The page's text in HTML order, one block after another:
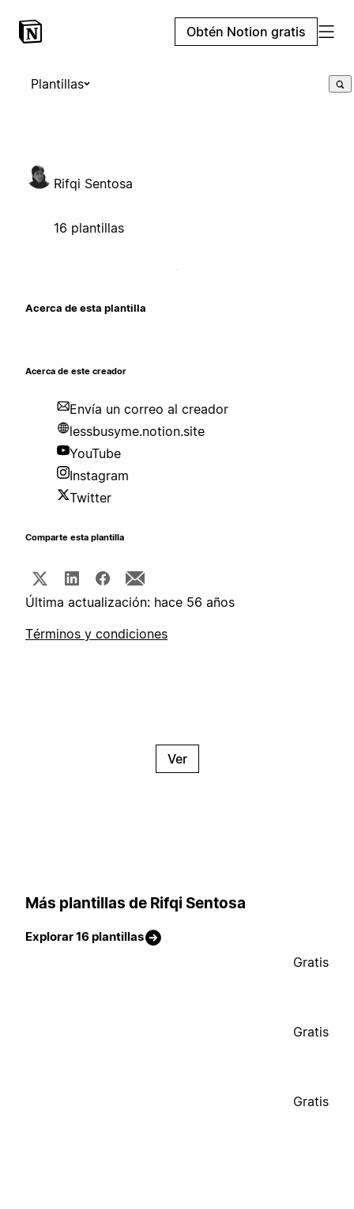
Obtén Notion gratis
Plantillas
Rifqi Sentosa
16 plantillas
Acerca de esta plantilla
Acerca de este creador
Envía un correo al creador
lessbusyme.notion.site
YouTube
Instagram
Twitter
Comparte esta plantilla
Última actualización: hace 56 años
Términos y condiciones
Ver
Más plantillas de Rifqi Sentosa
Explorar 16 plantillas
Gratis
Gratis
Gratis